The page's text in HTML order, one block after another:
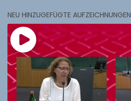
NEU HINZUGEFÜGTE AUFZEICHNUNGEN